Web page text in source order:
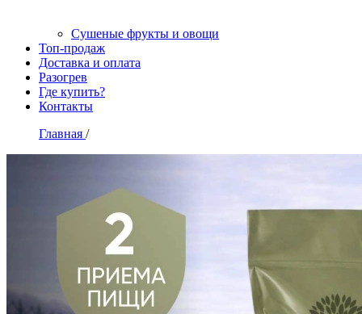
Сушеные фрукты и овощи
Топ-продаж
Доставка и оплата
Разогрев
Где купить?
Контакты
Главная /